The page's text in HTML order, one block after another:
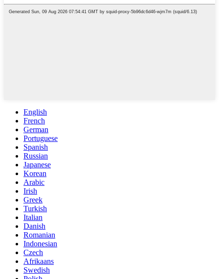
English
French
German
Portuguese
Spanish
Russian
Japanese
Korean
Arabic
Irish
Greek
Turkish
Italian
Danish
Romanian
Indonesian
Czech
Afrikaans
Swedish